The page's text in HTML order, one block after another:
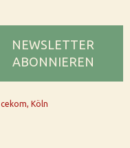
cekom, Köln
NEWSLETTER
ABONNIEREN